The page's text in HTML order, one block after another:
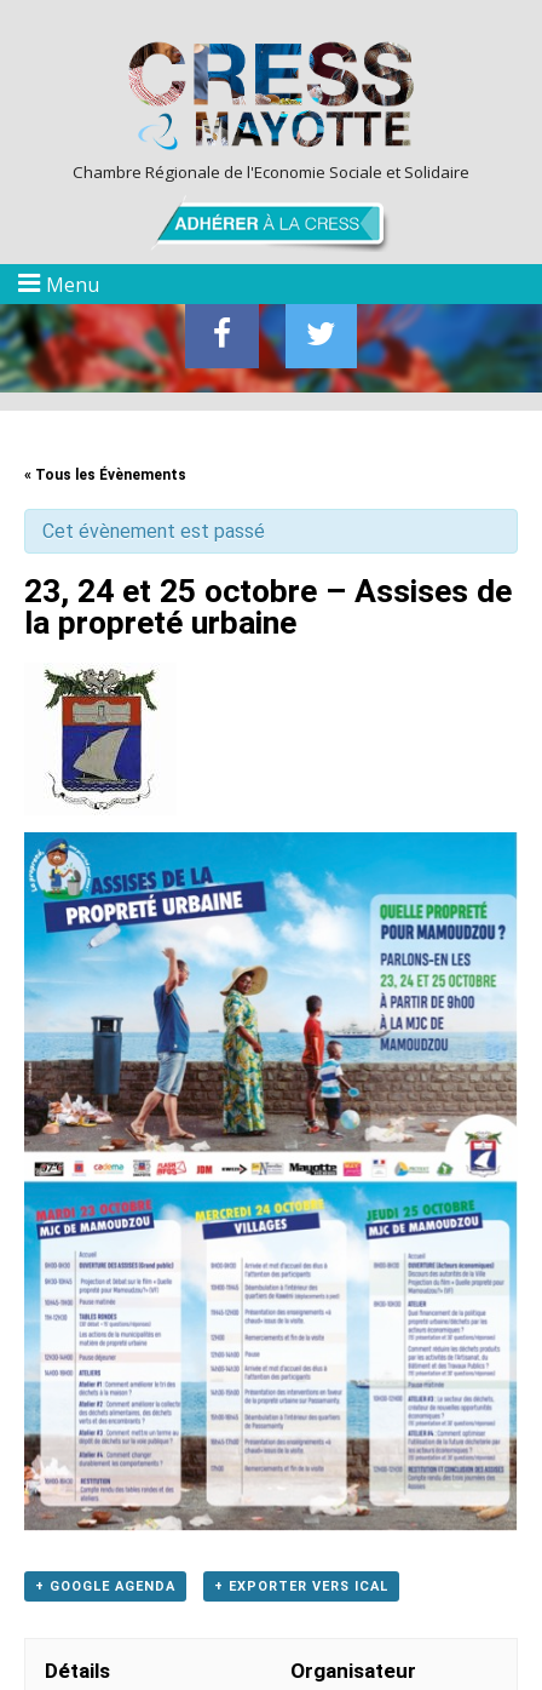
Chambre Régionale de l'Economie Sociale et Solidaire
Menu
« Tous les Évènements
Cet évènement est passé
23, 24 et 25 octobre – Assises de
la propreté urbaine
+ GOOGLE AGENDA + EXPORTER VERS ICAL
Détails Organisateur